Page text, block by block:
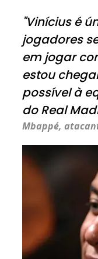
"Vinícius é
jogadores
em jogar
estou
possível à
do Real
Mbappé,